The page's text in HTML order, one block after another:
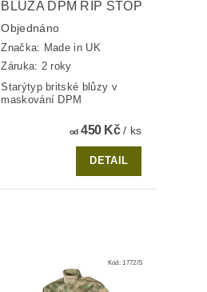
BLUZA DPM RIP STOP
Objednáno
Značka: Made in UK
Záruka: 2 roky
Starýtyp britské blůzy v
maskování DPM
od450 Kč/ ks
DETAIL
Kód:1772/S